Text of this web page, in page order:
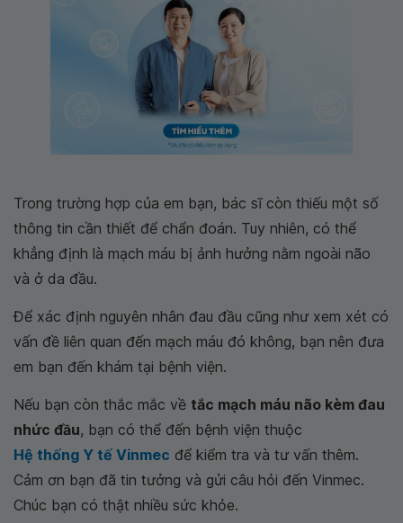
Trong trường hợp của em bạn, bác sĩ còn thiếu một số
thông tin cần thiết để chẩn đoán. Tuy nhiên, có thể
khẳng định là mạch máu bị ảnh hưởng nằm ngoài não
và ở da đầu.
Để xác định nguyên nhân đau đầu cũng như xem xét có
vấn đề liên quan đến mạch máu đó không, bạn nên đưa
em bạn đến khám tại bệnh viện.
Nếu bạn còn thắc mắc về tắc mạch máu não kèm đau
nhức đầu, bạn có thể đến bệnh viện thuộc
Hệ thống Y tế Vinmec để kiểm tra và tư vấn thêm.
Cảm ơn bạn đã tin tưởng và gửi câu hỏi đến Vinmec.
Chúc bạn có thật nhiều sức khỏe.